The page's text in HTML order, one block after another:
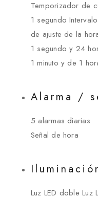
Temporizador de
1 segundo
de ajuste de la
1 segundo y 24
1 minuto y de 1
Alarma /
5 alarmas diarias
Señal de hora
Luz LED doble Luz